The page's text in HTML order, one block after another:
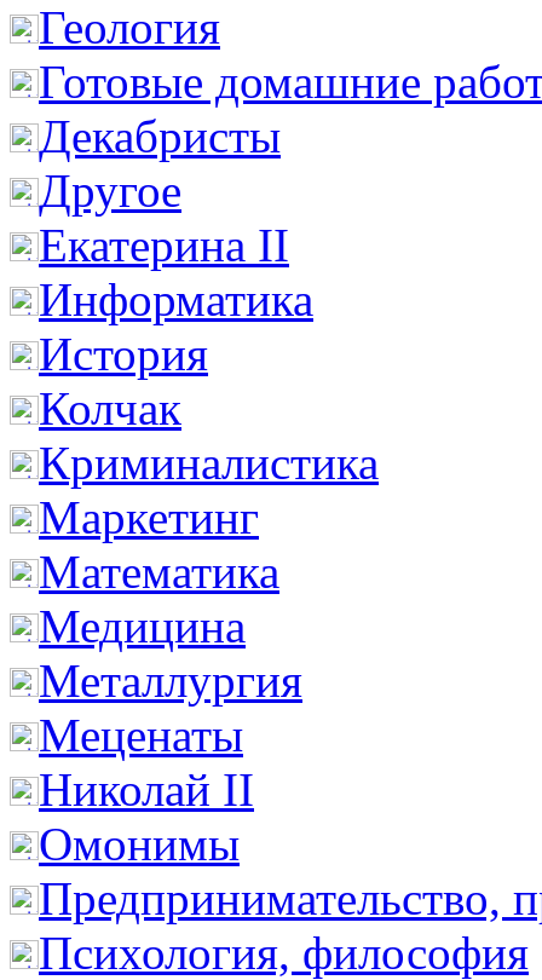
Геология
Готовые домашние
Декабристы
Другое
Екатерина II
Информатика
История
Колчак
Криминалистика
Маркетинг
Математика
Медицина
Металлургия
Меценаты
Николай II
Омонимы
Предпринимательство,
Психология, философия